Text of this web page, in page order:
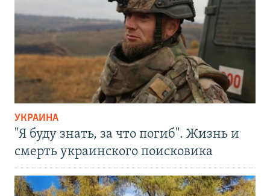
УКРАИНА
"Я буду знать, за что погиб". Жизнь и
смерть украинского поисковика